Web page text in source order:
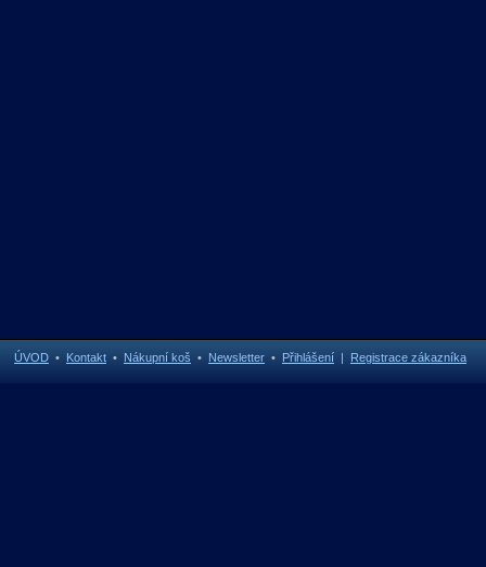
ÚVOD • Kontakt • Nákupní koš • Newsletter • Přihlášení | Registrace zákazníka